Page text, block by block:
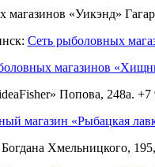
магазинов «Уикэнд»
Сеть рыболовных
магазинов
Попова, 248а.
магазин «Рыбацкая
Хмельницкого,